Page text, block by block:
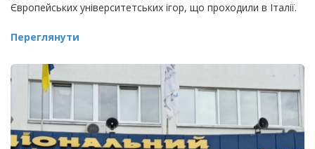
Європейських університетських ігор, що проходили в Італії.
Переглянути